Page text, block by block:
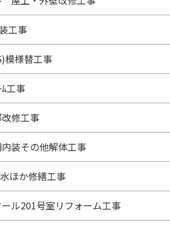
工事
模様替工事
工事
修工事
装その他解体工事
ほか修繕工事
ル201号室リフォーム工事